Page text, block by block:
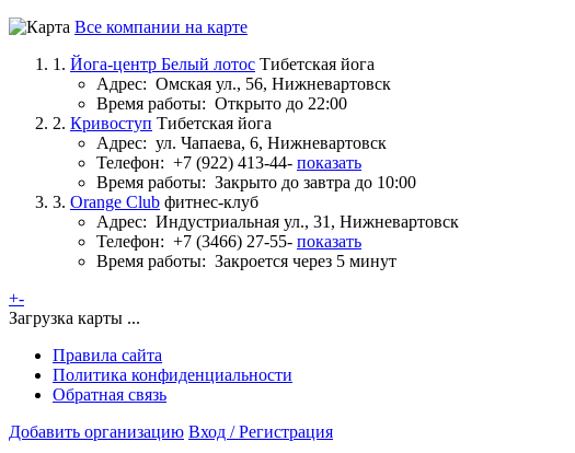
Все компании на карте
1. Йога-центр Белый лотос Тибетская йога
Адрес: Омская ул., 56, Нижневартовск
Время работы: Открыто до 22:00
2. Кривоступ Тибетская йога
Адрес: ул. Чапаева, 6, Нижневартовск
Телефон: +7 (922) 413-44- показать
Время работы: Закрыто до завтра до 10:00
3. Orange Club фитнес-клуб
Адрес: Индустриальная ул., 31, Нижневартовск
Телефон: +7 (3466) 27-55- показать
Время работы: Закроется через 5 минут
+-
Загрузка карты ...
Правила сайта
Политика конфиденциальности
Обратная связь
Добавить организацию Вход / Регистрация